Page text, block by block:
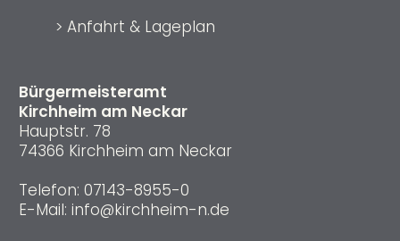
Bürgermeisteramt
Kirchheim am Neckar
Hauptstr. 78
74366 Kirchheim am Neckar
Telefon: 07143-8955-0
E-Mail: info@kirchheim-n.de
> Anfahrt & Lageplan